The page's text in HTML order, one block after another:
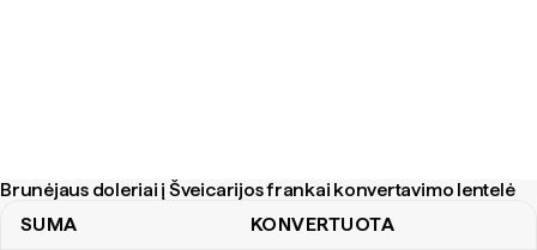
Brunėjaus doleriai į Šveicarijos frankai konvertavimo lentelė
SUMA KONVERTUOTA